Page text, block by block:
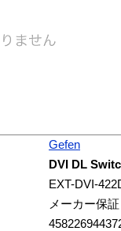
Gefen
DVI DL
EXT-DVI-
メーカー保証